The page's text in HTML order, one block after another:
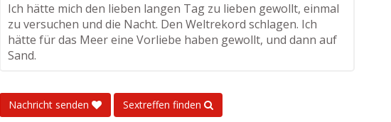
Ich hätte mich den lieben langen Tag zu lieben gewollt, einmal
zu versuchen und die Nacht. Den Weltrekord schlagen. Ich
hätte für das Meer eine Vorliebe haben gewollt, und dann auf
Sand.
Nachricht senden Sextreffen finden